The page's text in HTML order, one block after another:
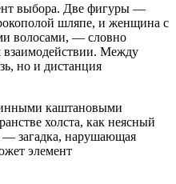
выбора. Две фигуры —
шляпе, и женщина с
волосами, — словно
взаимодействии. Между
но и дистанция
каштановыми
холста, как неясный
— загадка, нарушающая
элемент